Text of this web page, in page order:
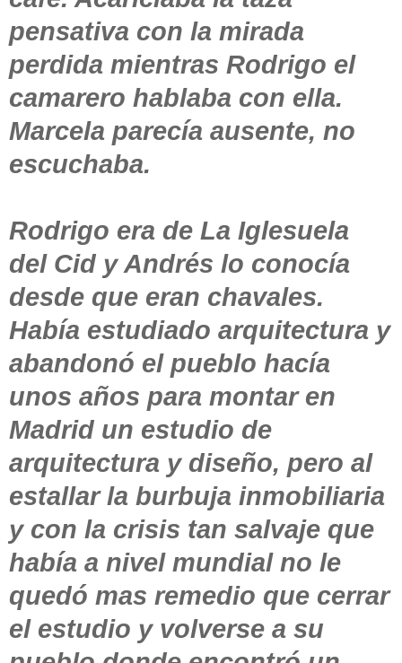
pensativa con la mirada
perdida mientras Rodrigo el
camarero hablaba con ella.
Marcela parecía ausente, no
escuchaba.
Rodrigo era de La Iglesuela
del Cid y Andrés lo conocía
desde que eran chavales.
Había estudiado arquitectura y
abandonó el pueblo hacía
unos años para montar en
Madrid un estudio de
arquitectura y diseño, pero al
estallar la burbuja inmobiliaria
y con la crisis tan salvaje que
había a nivel mundial no le
quedó mas remedio que cerrar
el estudio y volverse a su